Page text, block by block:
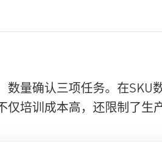
量确认三项任务。在SKU
培训成本高，还限制了生